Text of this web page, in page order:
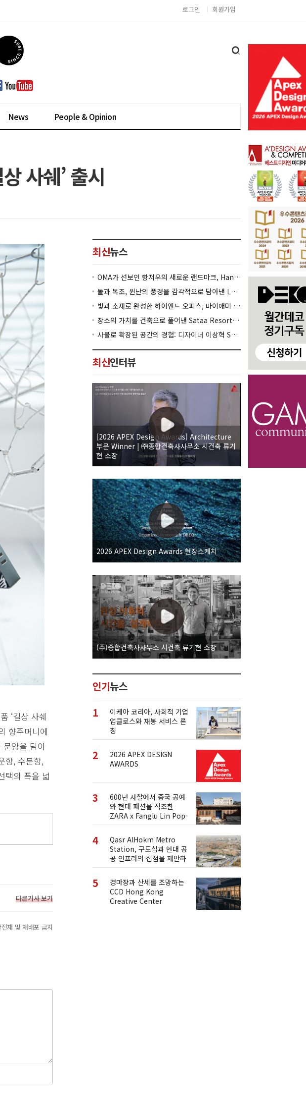
로그인 회원가입
News People & Opinion
사쉐’ 출시
‘길상 사쉐
향주머니에
문양을 담아
향, 수문향,
택의 폭을 넓
다른기사 보기
재 및 재배포 금지
최신뉴스
OMA가 선보인 항저우의 새로운 랜드마크, Hangzhou Prism
돌과 목조, 윈난의 풍경을 감각적으로 담아낸 Lan Bistro Yunnan Restaurant
빛과 소재로 완성한 하이엔드 오피스, 마이애미 830 Brickell
장소의 가치를 건축으로 풀어낸 Sataa Resort Nan
사물로 확장된 공간의 경험: 디자이너 이상혁 SANGHYEOK LEE
최신인터뷰
[2026 APEX Design Awards] Architecture
부문 Winner | ㈜종합건축사사무소 시건축 류기
현 소장
2026 APEX Design Awards 현장스케치
(주)종합건축사사무소 시건축 류기현 소장
인기뉴스
1
이케아 코리아, 사회적 기업
업클로스와 재봉 서비스 론
칭
2
2026 APEX DESIGN
AWARDS
3
600년 사찰에서 중국 공예
와 현대 패션을 직조한
ZARA x Fanglu Lin Pop-
Up
4
Qasr AlHokm Metro
Station, 구도심과 현대 공
공 인프라의 접점을 제안하
다
5
경마장과 산세를 조망하는
CCD Hong Kong
Creative Center